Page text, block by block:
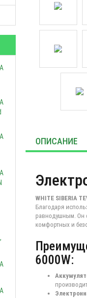
ОПИСАНИЕ
WHITE SIBERIA
Благодаря
равнодушным. Он
комфортных и
6000W: